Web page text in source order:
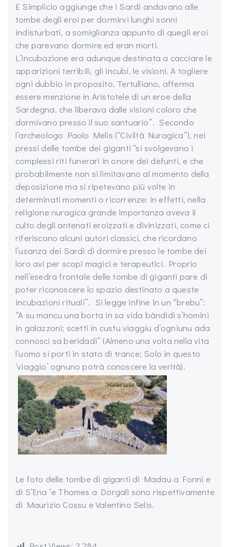
E Simplicio aggiunge che i Sardi andavano alle
tombe degli eroi per dormirvi lunghi sonni
indisturbati, a somiglianza appunto di quegli eroi
che parevano dormire ed eran morti.
L’incubazione era adunque destinata a cacciare le
apparizioni terribili, gli incubi, le visioni. A togliere
ogni dubbio in proposito, Tertulliano, afferma
essere menzione in Aristotele di un eroe della
Sardegna, che liberava dalle visioni coloro che
dormivano presso il suo santuario”. Secondo
l’archeologo Paolo Melis (“Civiltà Nuragica”), nei
pressi delle tombe dei giganti “si svolgevano i
complessi riti funerari in onore dei defunti, e che
probabilmente non si limitavano al momento della
deposizione ma si ripetevano più volte in
determinati momenti o ricorrenze: in effetti, nella
religione nuragica grande importanza aveva il
culto degli antenati eroizzati e divinizzati, come ci
riferiscono alcuni autori classici, che ricordano
l’usanza dei Sardi di dormire presso le tombe dei
loro avi per scopi magici e terapeutici. Proprio
nell’esedra frontale delle tombe di giganti pare di
poter riconoscere lo spazio destinato a queste
incubazioni rituali”. Si legge infine in un “brebu”:
“A su mancu una borta in sa vida bàndidi s’homini
in galazzoni; scetti in custu viaggiu d’ogniunu ada
connosci sa beridadi” (Almeno una volta nella vita
l’uomo si porti in stato di trance; Solo in questo
‘viaggio’ ognuno potrà conoscere la verità).
Le foto delle tombe di giganti di Madau a Fonni e
di S’Ena ‘e Thomes a Dorgali sono rispettivamente
di Maurizio Cossu e Valentino Selis.